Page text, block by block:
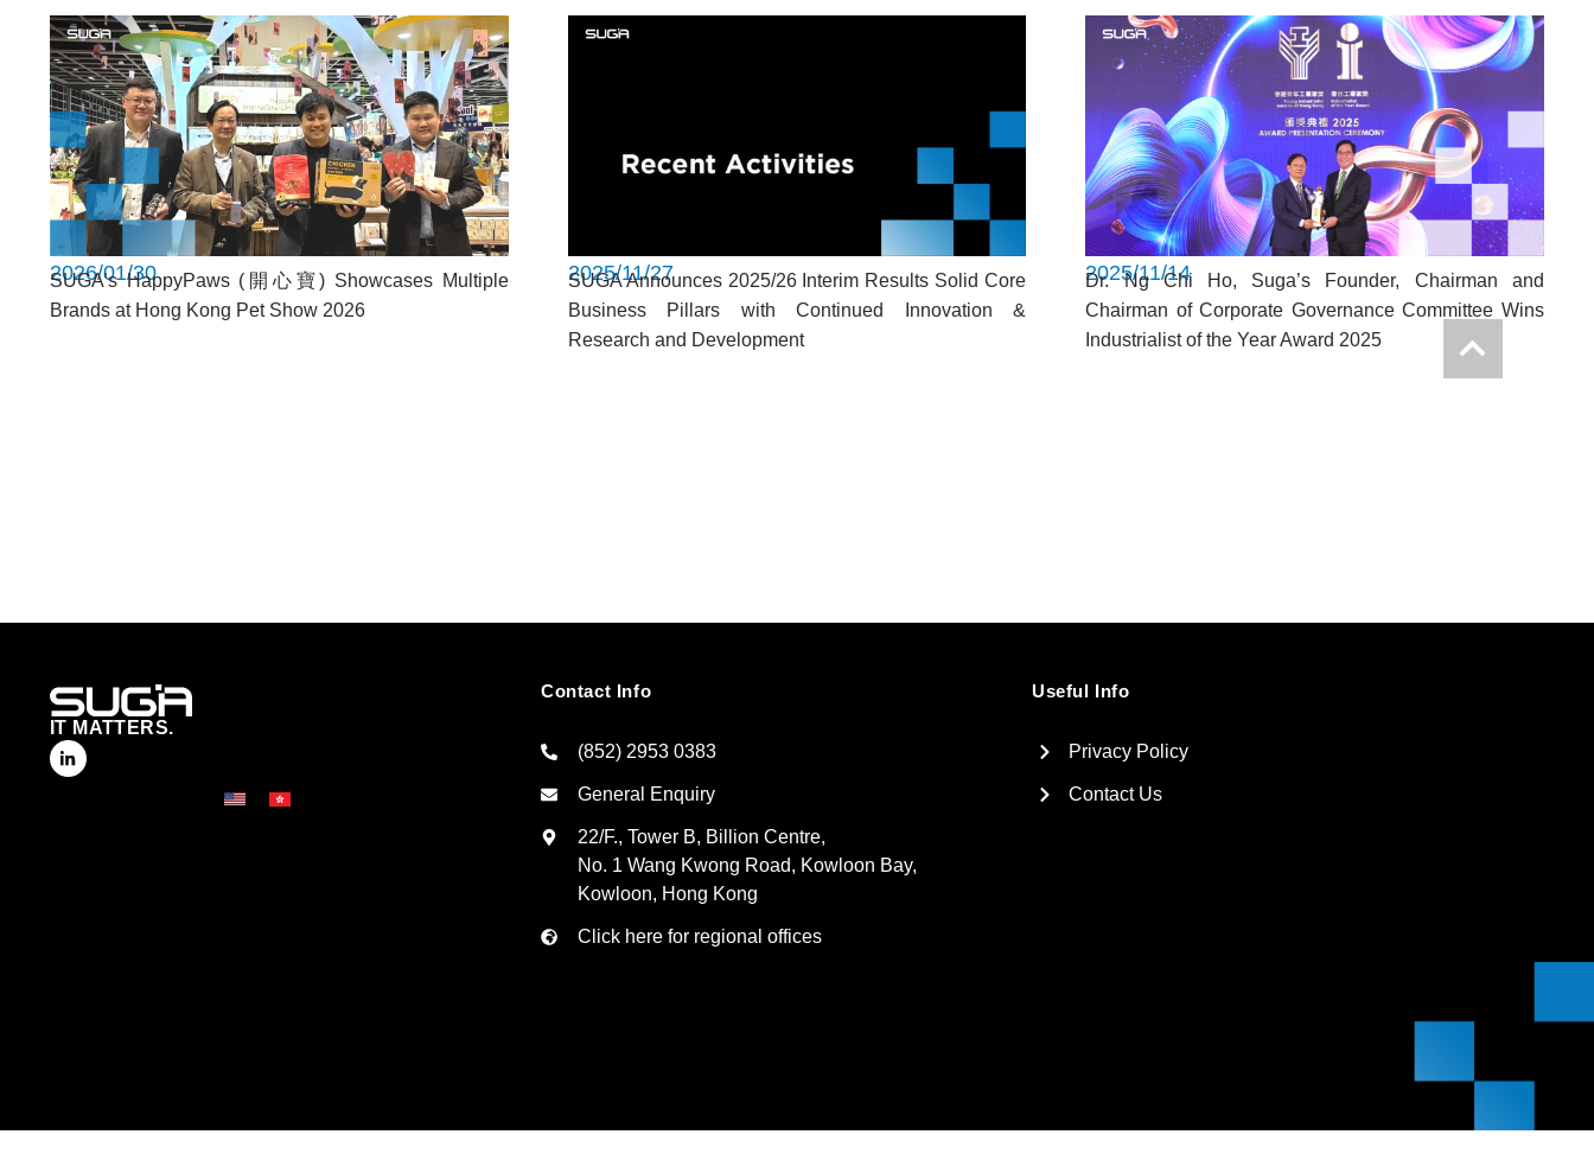
2026/01/30
SUGA’s HappyPaws (開心寶) Showcases Multiple
Brands at Hong Kong Pet Show 2026
2025/11/27
SUGA Announces 2025/26 Interim Results Solid Core
Business Pillars with Continued Innovation &
Research and Development
2025/11/14
Dr. Ng Chi Ho, Suga’s Founder, Chairman and
Chairman of Corporate Governance Committee Wins
Industrialist of the Year Award 2025
IT MATTERS.
Contact Info
(852) 2953 0383
General Enquiry
22/F., Tower B, Billion Centre,
No. 1 Wang Kwong Road, Kowloon Bay,
Kowloon, Hong Kong
Click here for regional offices
Useful Info
Privacy Policy
Contact Us